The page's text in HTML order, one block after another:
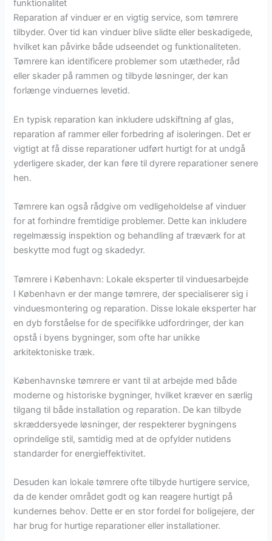
funktionalitet
Reparation af vinduer er en vigtig service, som tømrere
tilbyder. Over tid kan vinduer blive slidte eller beskadigede,
hvilket kan påvirke både udseendet og funktionaliteten.
Tømrere kan identificere problemer som utætheder, råd
eller skader på rammen og tilbyde løsninger, der kan
forlænge vinduernes levetid.
En typisk reparation kan inkludere udskiftning af glas,
reparation af rammer eller forbedring af isoleringen. Det er
vigtigt at få disse reparationer udført hurtigt for at undgå
yderligere skader, der kan føre til dyrere reparationer senere
hen.
Tømrere kan også rådgive om vedligeholdelse af vinduer
for at forhindre fremtidige problemer. Dette kan inkludere
regelmæssig inspektion og behandling af træværk for at
beskytte mod fugt og skadedyr.
Tømrere i København: Lokale eksperter til vinduesarbejde
I København er der mange tømrere, der specialiserer sig i
vinduesmontering og reparation. Disse lokale eksperter har
en dyb forståelse for de specifikke udfordringer, der kan
opstå i byens bygninger, som ofte har unikke
arkitektoniske træk.
Københavnske tømrere er vant til at arbejde med både
moderne og historiske bygninger, hvilket kræver en særlig
tilgang til både installation og reparation. De kan tilbyde
skræddersyede løsninger, der respekterer bygningens
oprindelige stil, samtidig med at de opfylder nutidens
standarder for energieffektivitet.
Desuden kan lokale tømrere ofte tilbyde hurtigere service,
da de kender området godt og kan reagere hurtigt på
kundernes behov. Dette er en stor fordel for boligejere, der
har brug for hurtige reparationer eller installationer.